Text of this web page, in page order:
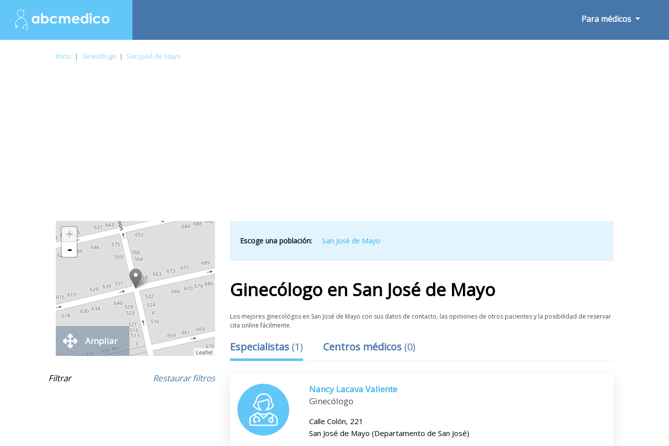
Para médicos
Inicio | Ginecólogo | San José de Mayo
+
-
Leaflet
Ampliar
Filtrar Restaurar filtros
Escoge una población: San José de Mayo
Ginecólogo en San José de Mayo
Los mejores ginecológos en San José de Mayo con sus datos de contacto, las opiniones de otros pacientes y la posibilidad de reservar
cita online fácilmente.
Especialistas (1) Centros médicos (0)
Nancy Lacava Valiente
Ginecólogo
Calle Colón, 221
San José de Mayo (Departamento de San José)